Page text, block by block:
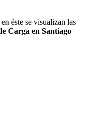
éste se visualizan las
Carga en Santiago